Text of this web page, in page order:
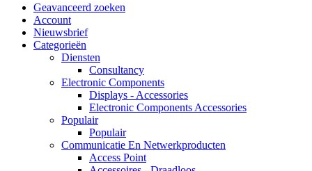
Geavanceerd zoeken
Account
Nieuwsbrief
Categorieën
Diensten
Consultancy
Electronic Components
Displays - Accessories
Electronic Components Accessories
Populair
Populair
Communicatie En Netwerkproducten
Access Point